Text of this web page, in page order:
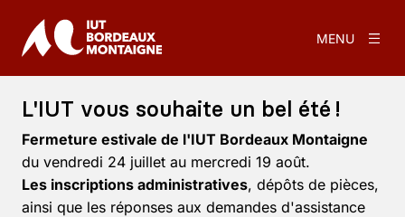
MENU
L'IUT vous souhaite un bel été !
Fermeture estivale de l'IUT Bordeaux Montaigne
du vendredi 24 juillet au mercredi 19 août.
Les inscriptions administratives, dépôts de pièces,
ainsi que les réponses aux demandes d'assistance